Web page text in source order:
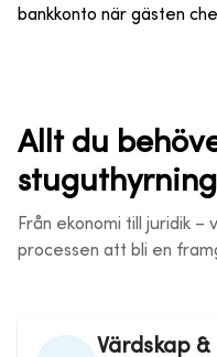
bankkonto när gästen
Allt du
stuguthyrning
Från ekonomi till juridik –
processen att bli en
Värdskap